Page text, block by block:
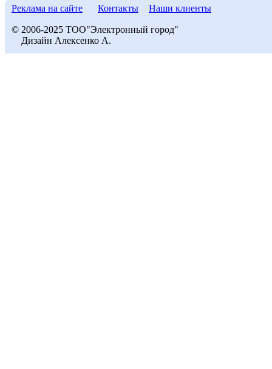
Реклама на сайте Контакты Наши клиенты
© 2006-2025 ТОО"Электронный город"
Дизайн Алексенко А.